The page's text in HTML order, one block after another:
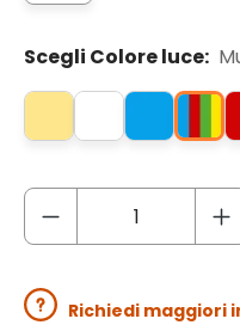
Scegli Colore luce:
Richiedi maggiori